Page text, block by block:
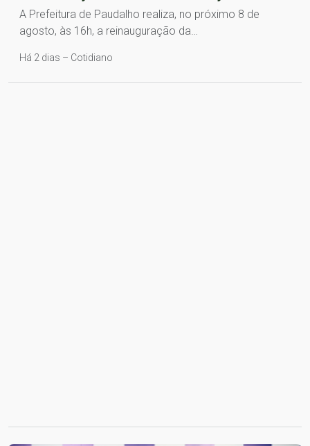
A Prefeitura de Paudalho realiza, no próximo 8 de
agosto, às 16h, a reinauguração da…
Há 2 dias – Cotidiano